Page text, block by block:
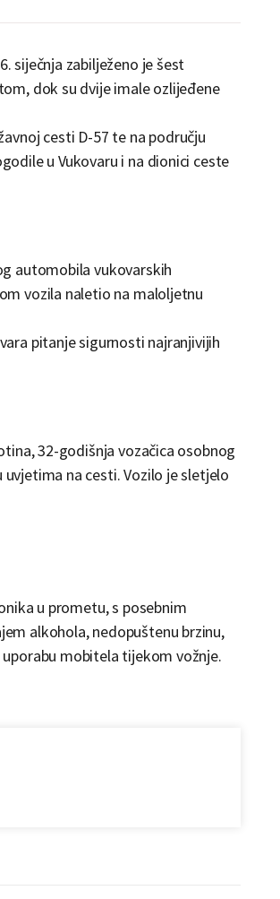
siječnja zabilježeno je šest
dok su dvije imale ozlijeđene
cesti D-57 te na području
u Vukovaru i na dionici ceste
automobila vukovarskih
vozila naletio na maloljetnu
pitanje sigurnosti najranjivijih
32-godišnja vozačica osobnog
na cesti. Vozilo je sletjelo
u prometu, s posebnim
alkohola, nedopuštenu brzinu,
mobitela tijekom vožnje.